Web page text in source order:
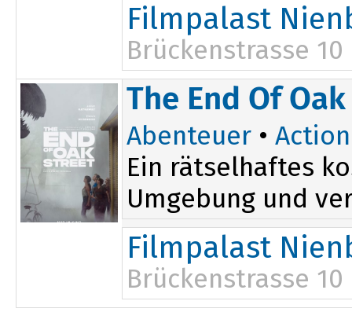
Filmpalast
Brückenstrasse 10
The End Of
Abenteuer • Action
Ein rätselhaftes
Umgebung und
Filmpalast
Brückenstrasse 10